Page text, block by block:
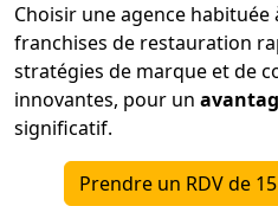
Choisir une agence habituée
franchises de restauration
stratégies de marque et de
innovantes, pour un
significatif.
Prendre un RDV de